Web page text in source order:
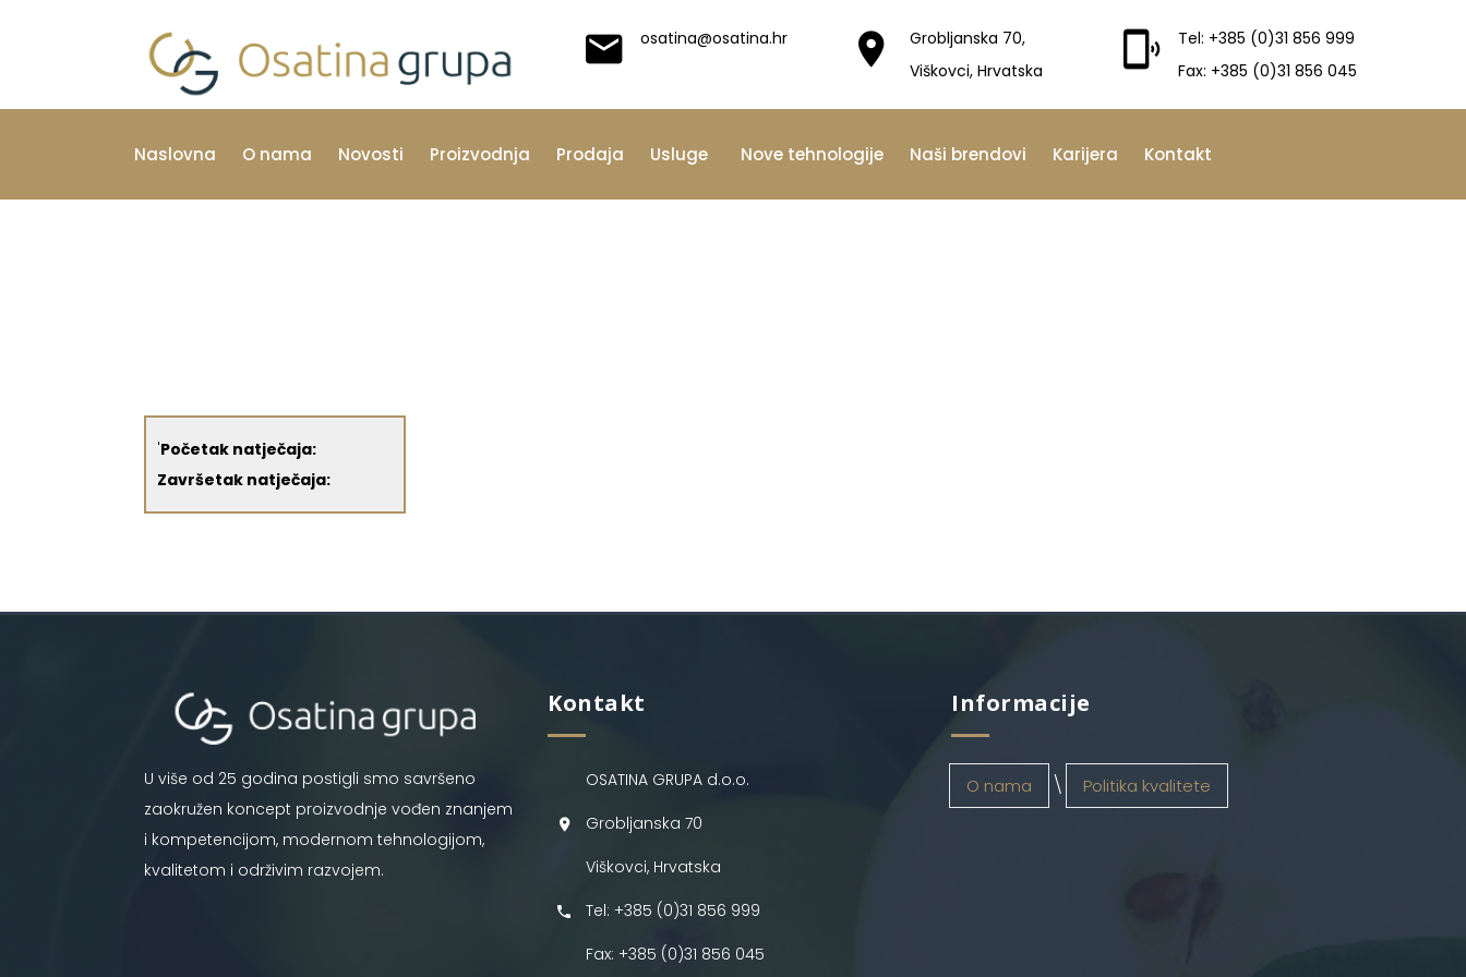
osatina@osatina.hr
Grobljanska 70,
Viškovci, Hrvatska
Tel: +385 (0)31 856 999
Fax: +385 (0)31 856 045
Naslovna O nama Novosti Proizvodnja Prodaja Usluge Nove tehnologije Naši brendovi Karijera Kontakt
'Početak natječaja:
Završetak natječaja:
U više od 25 godina postigli smo savršeno
zaokružen koncept proizvodnje vođen znanjem
i kompetencijom, modernom tehnologijom,
kvalitetom i održivim razvojem.
Kontakt
OSATINA GRUPA d.o.o.
Grobljanska 70
Viškovci, Hrvatska
Tel: +385 (0)31 856 999
Fax: +385 (0)31 856 045
Informacije
O nama Politika kvalitete